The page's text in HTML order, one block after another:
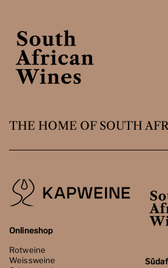
THE HOME OF SOUTH
Onlineshop
Rotweine
Weissweine